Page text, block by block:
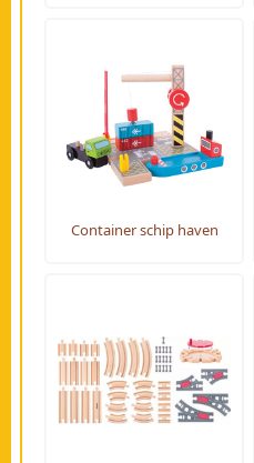
Container schip haven